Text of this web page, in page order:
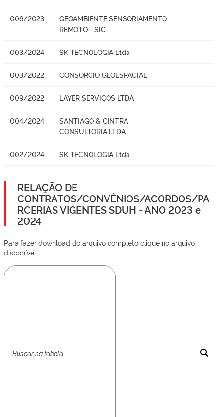
006/2023
GEOAMBIENTE SENSORIAMENTO
REMOTO - SIC
003/2024 SK TECNOLOGIA Ltda
003/2022 CONSORCIO GEOESPACIAL
009/2022 LAYER SERVIÇOS LTDA
004/2024
SANTIAGO & CINTRA
CONSULTORIA LTDA
002/2024 SK TECNOLOGIA Ltda
RELAÇÃO DE
CONTRATOS/CONVÊNIOS/ACORDOS/PA
RCERIAS VIGENTES SDUH - ANO 2023 e
2024
Para fazer download do arquivo completo clique no arquivo
disponível